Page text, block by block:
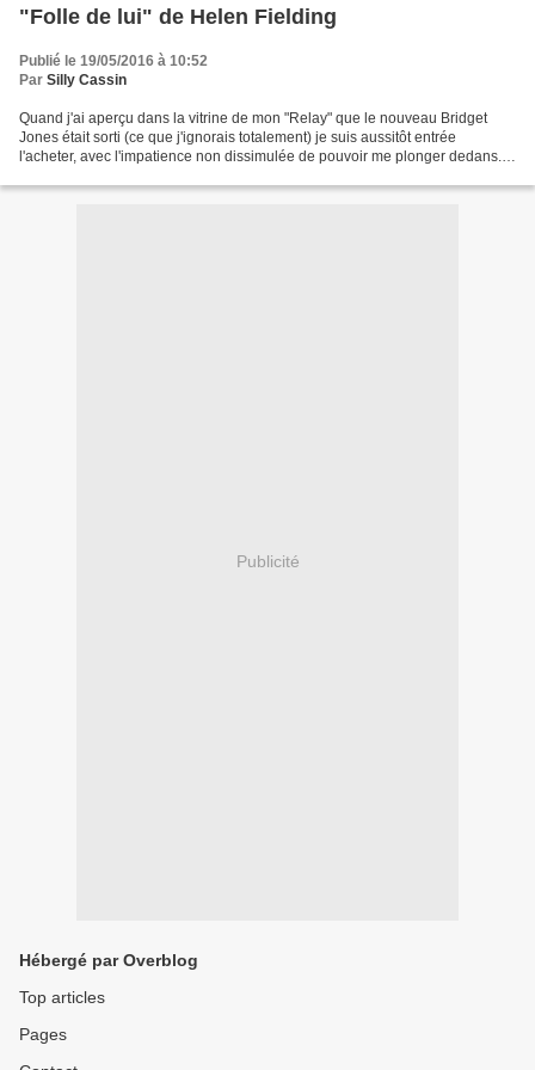
"Folle de lui" de Helen Fielding
Publié le 19/05/2016 à 10:52
Par Silly Cassin
Quand j'ai aperçu dans la vitrine de mon "Relay" que le nouveau Bridget
Jones était sorti (ce que j'ignorais totalement) je suis aussitôt entrée
l'acheter, avec l'impatience non dissimulée de pouvoir me plonger dedans.
Publicité
Hébergé par Overblog
Top articles
Pages